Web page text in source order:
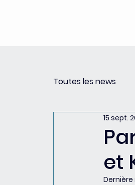
Toutes les news
Revue de
et
15 sept.
Dernière